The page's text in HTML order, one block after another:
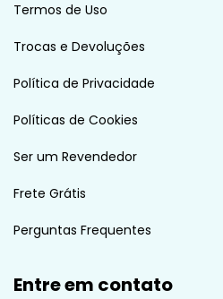
Termos de Uso
Trocas e Devoluções
Política de Privacidade
Políticas de Cookies
Ser um Revendedor
Frete Grátis
Perguntas Frequentes
Entre em contato